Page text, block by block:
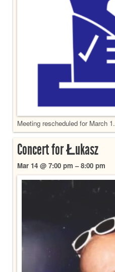
Meeting rescheduled for March 1.
Concert for Łukasz
Mar 14 @ 7:00 pm – 8:00 pm